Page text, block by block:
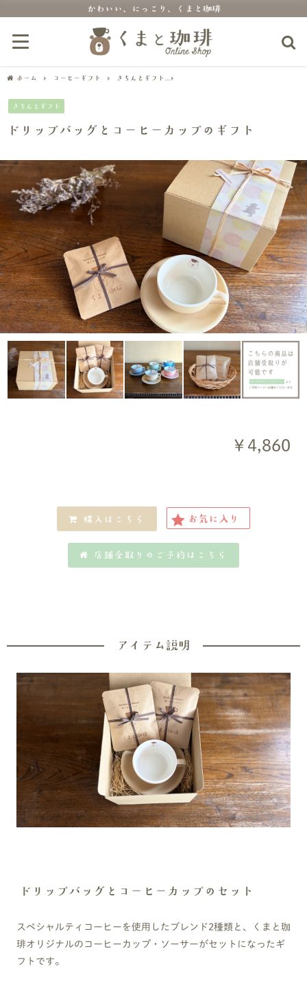
かわいい、にっこり、くまと珈琲
ホーム コーヒーギフト きちんとギフト
きちんとギフト
ドリップバッグとコーヒーカップのギフト
￥4,860
購入はこちら お気に入り
店舗受取りのご予約はこちら
アイテム説明
ドリップバッグとコーヒーカップのセット
スペシャルティコーヒーを使用したブレンド2種類と、くまと珈
琲オリジナルのコーヒーカップ・ソーサーがセットになったギ
フトです。